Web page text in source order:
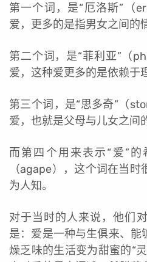
第一个词，是“厄洛斯”（
爱，更多的是指男女之间的
第二个词，是“菲利亚”（
爱，这种爱更多的是依赖于
第三个词，是“思多奇”（
爱，也就是父母与儿女之间
而第四个用来表示“爱”
（agape），这个词在当
为人知。
对于当时的人来说，他们
是：爱是一种与生俱来、能
燥乏味的生活变为甜蜜的“